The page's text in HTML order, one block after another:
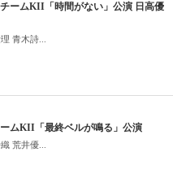
チームKII「時間がない」公演 日高優
青木詩...
ムKII「最終ベルが鳴る」公演
荒井優...